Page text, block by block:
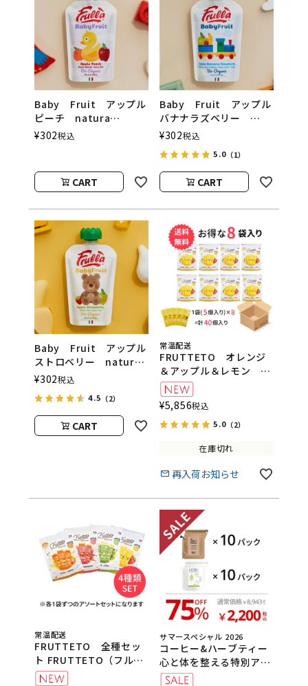
Baby Fruit アップル
ピーチ natura
nuova（ベビーフルーツ
¥302税込
CART
Baby Fruit アップル
バナナラズベリー
natura nuova（ベビー
ヴァ）
¥302税込
5.0（1）
CART
Baby Fruit アップル
ストロベリー natura
nuova（ベビーフルーツ
¥302税込
4.5 （2）
CART
常温配送
FRUTTETO オレンジ
＆アップル＆レモン 8
袋セット
FRUTTETO（フルッテ
ート）
¥5,856税込
5.0（2）
在庫切れ
再入荷お知らせ
常温配送
FRUTTETO 全種セッ
ト FRUTTETO（フルッ
テート）
サマースペシャル 2026
コーヒー&ハーブティー
心と体を整える特別アソ
ートセット